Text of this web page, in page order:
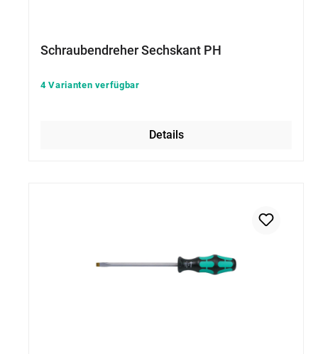
Schraubendreher Sechskant PH
4 Varianten verfügbar
Details